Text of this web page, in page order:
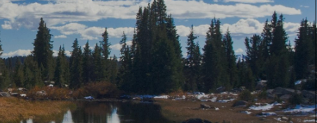
Elsa Peretti®
Comment assortir alliance et
bague de fiançailles